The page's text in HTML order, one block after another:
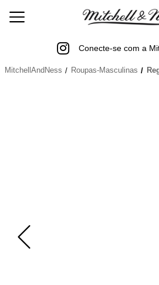
Conecte-se com a
MitchellAndNess Roupas-Masculinas